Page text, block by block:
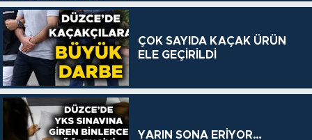
ÇOK SAYIDA KAÇAK ÜRÜN
ELE GEÇİRİLDİ
YARIN SONA ERİYOR…